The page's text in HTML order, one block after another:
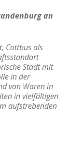
an
Cottbus als
Stadt mit
in der
von Waren in
in vielfältigen
aufstrebenden